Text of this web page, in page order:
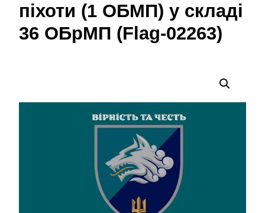
піхоти (1 ОБМП) у складі
36 ОБрМП (Flag-02263)